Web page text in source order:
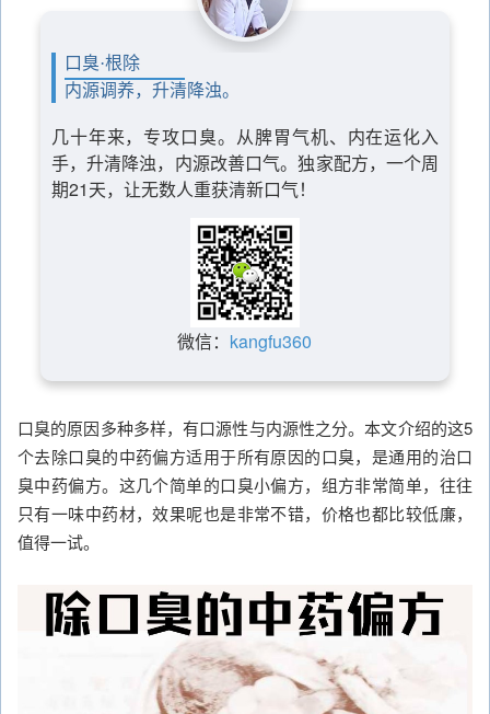
口臭·根除
内源调养，升清降浊。
几十年来，专攻口臭。从脾胃气机、内在运化入
手，升清降浊，内源改善口气。独家配方，一个周
期21天，让无数人重获清新口气！
微信： kangfu360
口臭的原因多种多样，有口源性与内源性之分。本文介绍的这5
个去除口臭的中药偏方适用于所有原因的口臭，是通用的治口
臭中药偏方。这几个简单的口臭小偏方，组方非常简单，往往
只有一味中药材，效果呢也是非常不错，价格也都比较低廉，
值得一试。